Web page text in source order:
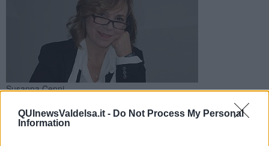
QUInewsValdelsa.it - Do Not Process My Personal
Information
Susanna Cenni
La sindaca di Poggibonsi è stata eletta durante l'assemblea
congressuale. Il suo vice è il sindaco di Piombino Francesco
Ferrari